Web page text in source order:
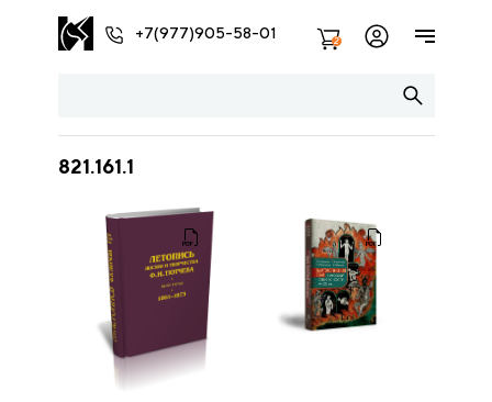
+7(977)905-58-01 2
821.161.1